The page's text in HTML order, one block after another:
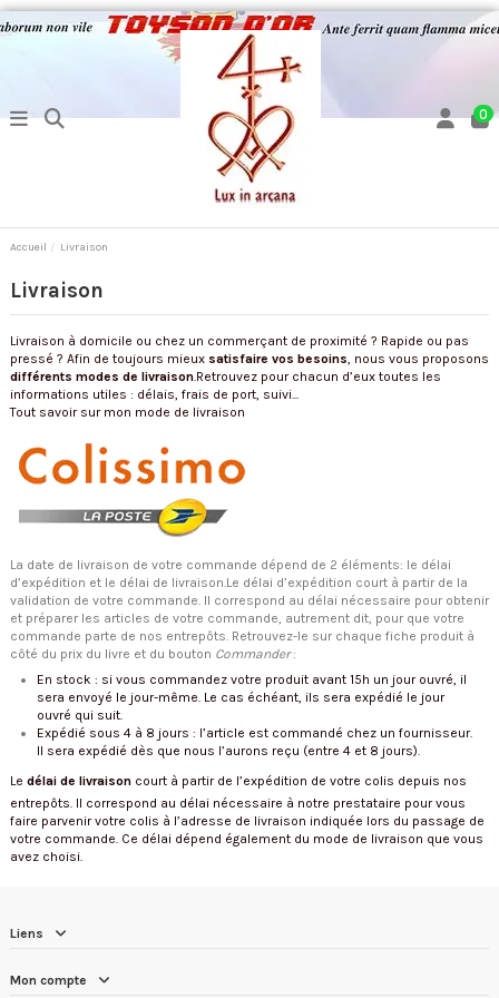
0
Accueil Livraison
Livraison
Livraison à domicile ou chez un commerçant de proximité ? Rapide ou pas
pressé ? Afin de toujours mieux satisfaire vos besoins, nous vous proposons
différents modes de livraison.Retrouvez pour chacun d’eux toutes les
informations utiles : délais, frais de port, suivi...
Tout savoir sur mon mode de livraison
La date de livraison de votre commande dépend de 2 éléments: le délai
d’expédition et le délai de livraison.Le délai d’expédition court à partir de la
validation de votre commande. Il correspond au délai nécessaire pour obtenir
et préparer les articles de votre commande, autrement dit, pour que votre
commande parte de nos entrepôts. Retrouvez-le sur chaque fiche produit à
côté du prix du livre et du bouton Commander:
En stock : si vous commandez votre produit avant 15h un jour ouvré, il
sera envoyé le jour-même. Le cas échéant, ils sera expédié le jour
ouvré qui suit.
Expédié sous 4 à 8 jours : l’article est commandé chez un fournisseur.
Il sera expédié dès que nous l’aurons reçu (entre 4 et 8 jours).
Le délai de livraison court à partir de l’expédition de votre colis depuis nos
entrepôts. Il correspond au délai nécessaire à notre prestataire pour vous
faire parvenir votre colis à l’adresse de livraison indiquée lors du passage de
votre commande. Ce délai dépend également du mode de livraison que vous
avez choisi.
Liens
Mon compte